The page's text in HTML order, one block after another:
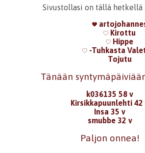
Sivustollasi on tällä hetkellä
Kirottu
Hippe
-Tuhkasta
Tojutu
Tänään
k036135 58 v
Kirsikkapuunlehti 42
Insa 35 v
smubbe 32 v
Paljon onnea!